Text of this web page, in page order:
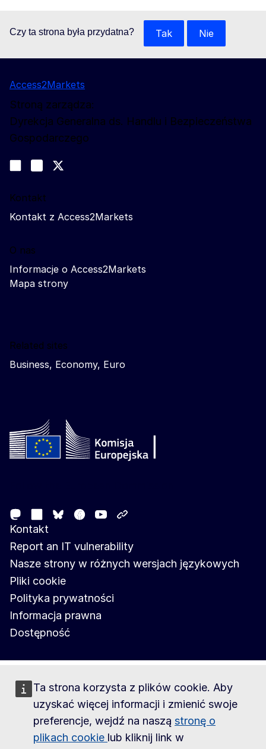
Ta strona korzysta z plików cookie. Aby
uzyskać więcej informacji i zmienić swoje
preferencje, wejdź na naszą stronę o
plikach cookie lub kliknij link w
Czy ta strona była przydatna? Tak Nie
Access2Markets
Stroną zarządza:
Dyrekcja Generalna ds. Handlu i Bezpieczeństwa
Gospodarczego
Join us on LinkedIn
Trade-Off podcast
Kontakt
Kontakt z Access2Markets
O nas
Informacje o Access2Markets
Mapa strony
Related sites
Business, Economy, Euro
MastodonLinkedIn
Bluesky
Facebook
Youtube
Kontakt
Report an IT vulnerability
Nasze strony w różnych wersjach językowych
Pliki cookie
Polityka prywatności
Informacja prawna
Dostępność